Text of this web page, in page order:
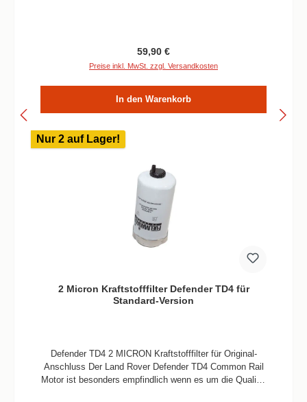
Regulärer Preis:
59,90 €
Preise inkl. MwSt. zzgl. Versandkosten
In den Warenkorb
Nur 2 auf Lager!
2 Micron Kraftstofffilter Defender TD4 für
Standard-Version
Defender TD4 2 MICRON Kraftstofffilter für Original-
Anschluss Der Land Rover Defender TD4 Common Rail
Motor ist besonders empfindlich wenn es um die Qualität